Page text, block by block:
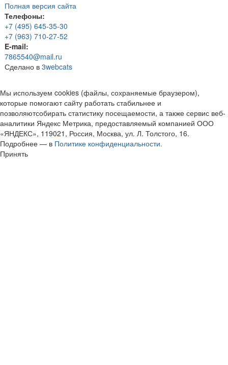
Полная версия сайта
Телефоны:
+7 (495) 645-35-30
+7 (963) 710-27-52
E-mail:
7865540@mail.ru
Сделано в 3webcats
Мы используем cookies (файлы, сохраняемые браузером),
которые помогают сайту работать стабильнее и
позволяютсобирать статистику посещаемости, а также сервис веб-
аналитики Яндекс Метрика, предоставляемый компанией ООО
«ЯНДЕКС», 119021, Россия, Москва, ул. Л. Толстого, 16.
Подробнее — в Политике конфиденциальности.
Принять